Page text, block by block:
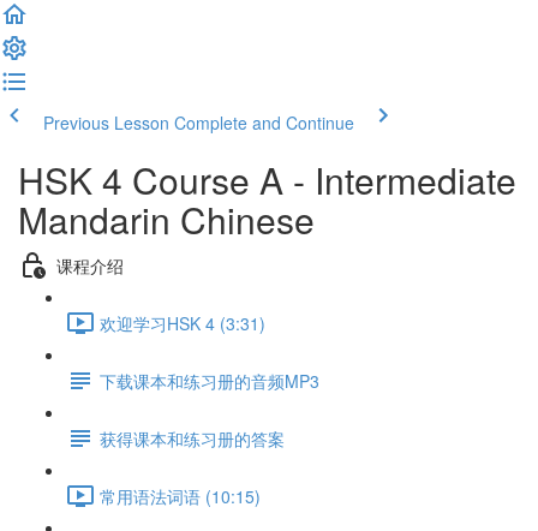
Previous Lesson Complete and Continue
HSK 4 Course A - Intermediate
Mandarin Chinese
课程介绍
欢迎学习HSK 4 (3:31)
下载课本和练习册的音频MP3
获得课本和练习册的答案
常用语法词语 (10:15)